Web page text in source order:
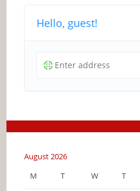
Hello, guest!
August 2026
M
T W T